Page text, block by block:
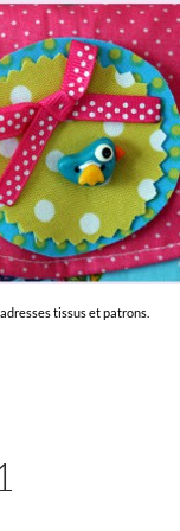
tissus et patrons.